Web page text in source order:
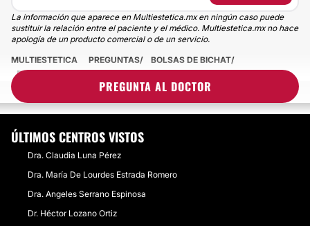
La información que aparece en Multiestetica.mx en ningún caso puede
sustituir la relación entre el paciente y el médico. Multiestetica.mx no hace
apología de un producto comercial o de un servicio.
PREGUNTA AL DOCTOR
MULTIESTETICA PREGUNTAS
BOLSAS DE BICHAT
DUDA SOBRE BOLSAS DE BICHAT ¿SE PUEDE RETIRAR SOLO UNA
ÚLTIMOS CENTROS VISTOS
Dra. Claudia Luna Pérez
Dra. María De Lourdes Estrada Romero
Dra. Angeles Serrano Espinosa
Dr. Héctor Lozano Ortiz